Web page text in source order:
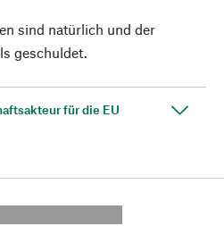
sind natürlich und der
geschuldet.
für die EU